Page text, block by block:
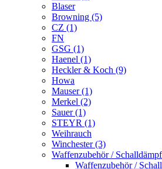
Blaser
Browning (5)
CZ (1)
FN
GSG (1)
Haenel (1)
Heckler & Koch (9)
Howa
Mauser (1)
Merkel (2)
Sauer (1)
STEYR (1)
Weihrauch
Winchester (3)
Waffenzubehör /
Waffenzubehör /